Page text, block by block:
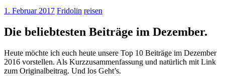
1. Februar 2017 Fridolin reisen
Die beliebtesten Beiträge im Dezember.
Heute möchte ich euch heute unsere Top 10 Beiträge im Dezember
2016 vorstellen. Als Kurzzusammenfassung und natürlich mit Link
zum Originalbeitrag. Und los Geht’s.